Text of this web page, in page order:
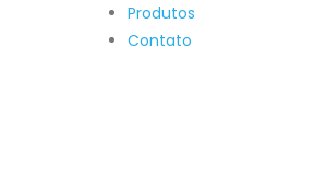
Produtos
Contato